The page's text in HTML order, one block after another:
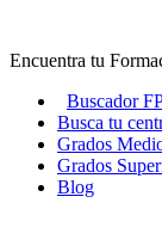
contenido
Encuentra tu
Buscador
Busca tu
Grados
Grados
Blog